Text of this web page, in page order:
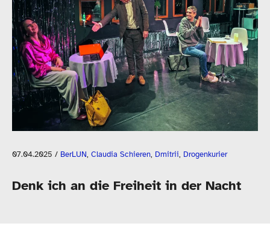
07.04.2025 / BerLUN, Claudia Schieren, Dmitrii, Drogenkurier
Denk ich an die Freiheit in der Nacht